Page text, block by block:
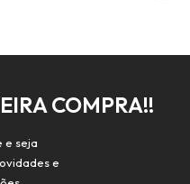
COMPRA!!
e seja
e